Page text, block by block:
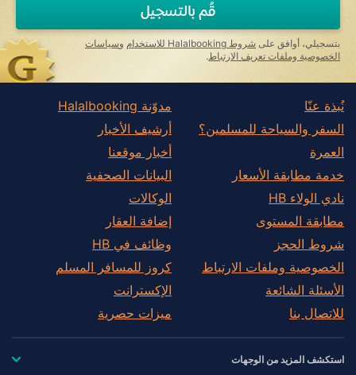
ignore
this
field
قُم بالتسجيل
بتسجيلي، أوافق على شروط Halalbooking للاستخدام وسياسات
الخصوصية وملفات تعريف الارتباط .
نُبذة عنّا
السفر والسياحة للمسلمين؟
العمرة
خدمة مطابقة الأسعار
نادي الولاء HB
مطابقة المستوى
شروط الحجز
الخصوصية وملفات الارتباط
الأسئلة الشائعة
للاتصال بنا
مدوّنة Halalbooking
أرشيف الأخبار
أخبار موقعنا
البيانات الصحفية
الوكالات
إضافة العقار
وظائف في HB
كروز للمسافر المسلم
الإكسترانت
ميزات حصرية
استكشف المزيد من الوجهات